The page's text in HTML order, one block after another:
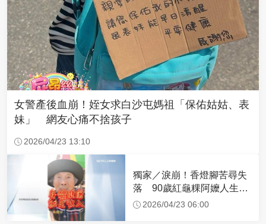
女警產後血崩！姪女求白沙屯媽祖「保佑姑姑、表
妹」 網友心痛不捨孩子
2026/04/23 13:10
獨家／淚崩！香燈腳苦尋失
落 90歲紅龜粿阿嬤人生謝
幕2026/04/23 06:00